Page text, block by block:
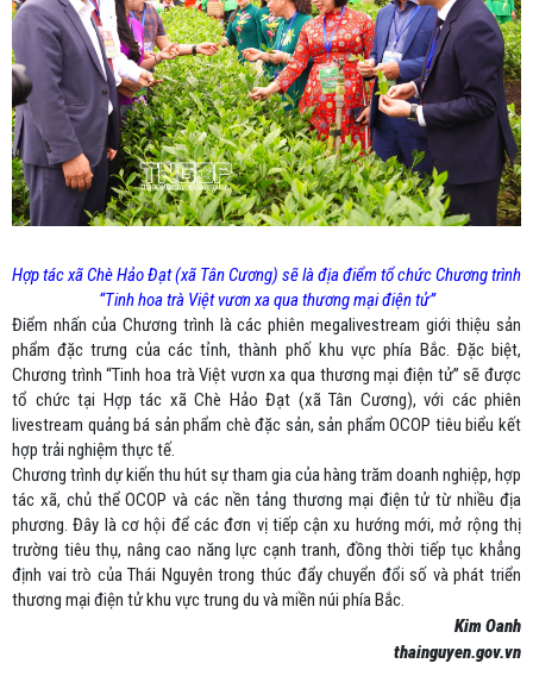
Hợp tác xã Chè Hảo Đạt (xã Tân Cương) sẽ là địa điểm tổ chức Chương trình
“Tinh hoa trà Việt vươn xa qua thương mại điện tử”
Điểm nhấn của Chương trình là các phiên megalivestream giới thiệu sản
phẩm đặc trưng của các tỉnh, thành phố khu vực phía Bắc. Đặc biệt,
Chương trình “Tinh hoa trà Việt vươn xa qua thương mại điện tử” sẽ được
tổ chức tại Hợp tác xã Chè Hảo Đạt (xã Tân Cương), với các phiên
livestream quảng bá sản phẩm chè đặc sản, sản phẩm OCOP tiêu biểu kết
hợp trải nghiệm thực tế.
Chương trình dự kiến thu hút sự tham gia của hàng trăm doanh nghiệp, hợp
tác xã, chủ thể OCOP và các nền tảng thương mại điện tử từ nhiều địa
phương. Đây là cơ hội để các đơn vị tiếp cận xu hướng mới, mở rộng thị
trường tiêu thụ, nâng cao năng lực cạnh tranh, đồng thời tiếp tục khẳng
định vai trò của Thái Nguyên trong thúc đẩy chuyển đổi số và phát triển
thương mại điện tử khu vực trung du và miền núi phía Bắc.
Kim Oanh
thainguyen.gov.vn